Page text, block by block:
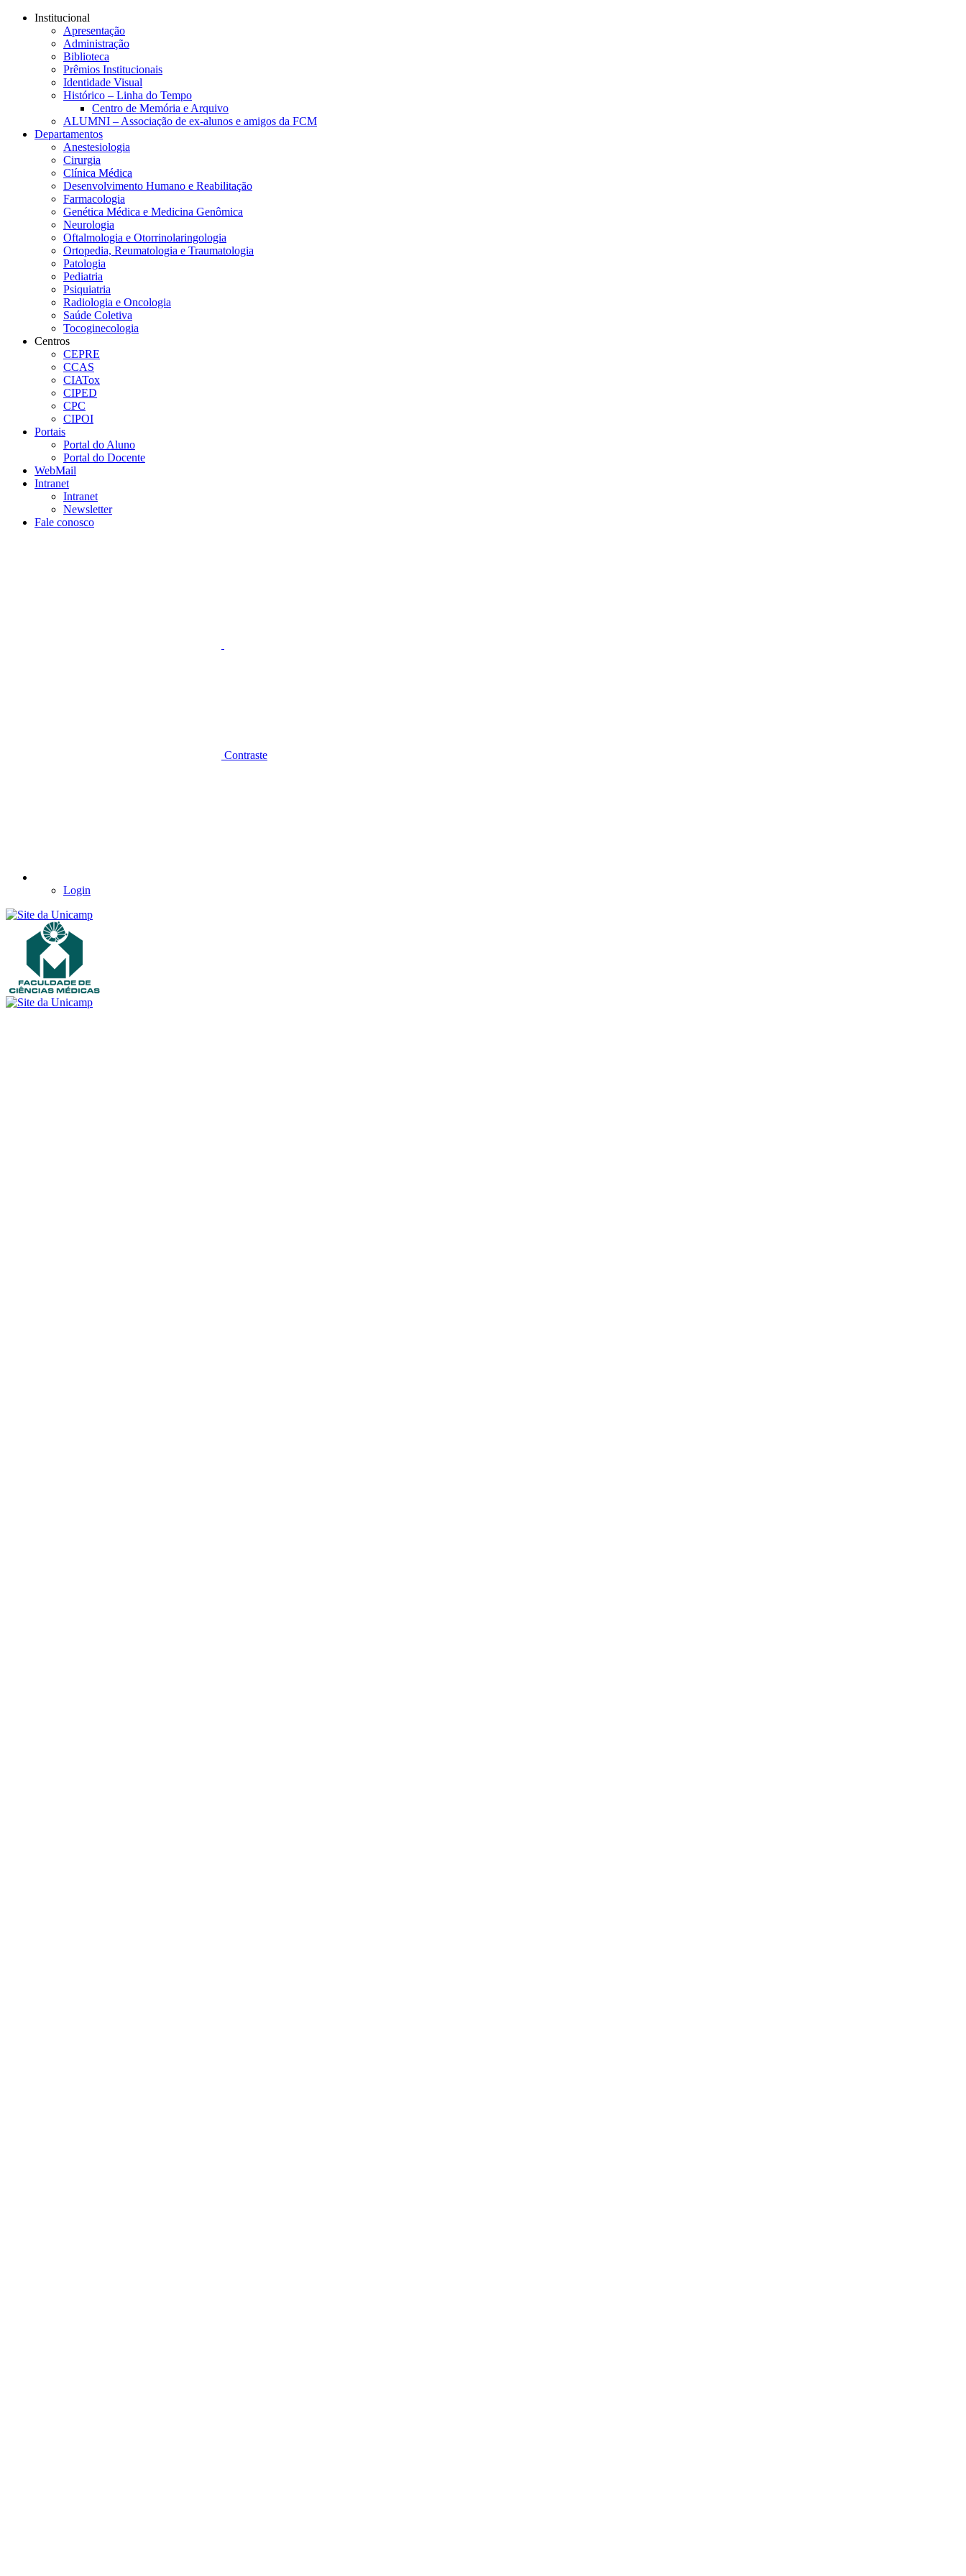
Conteúdo principal
Institucional
Apresentação
Administração
Biblioteca
Prêmios Institucionais
Identidade Visual
Histórico – Linha do Tempo
Centro de Memória e Arquivo
ALUMNI – Associação de ex-alunos e amigos da FCM
Departamentos
Anestesiologia
Cirurgia
Clínica Médica
Desenvolvimento Humano e Reabilitação
Farmacologia
Genética Médica e Medicina Genômica
Neurologia
Oftalmologia e Otorrinolaringologia
Ortopedia, Reumatologia e Traumatologia
Patologia
Pediatria
Psiquiatria
Radiologia e Oncologia
Saúde Coletiva
Tocoginecologia
Centros
CEPRE
CCAS
CIATox
CIPED
CPC
CIPOI
Portais
Portal do Aluno
Portal do Docente
WebMail
Intranet
Intranet
Newsletter
Fale conosco
Contraste
Login